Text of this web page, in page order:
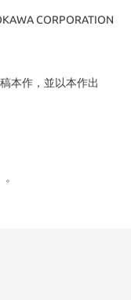
CORPORATION
本作，並以本作出